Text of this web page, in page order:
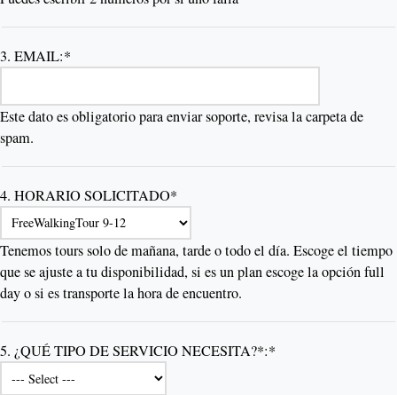
3. EMAIL:*
Este dato es obligatorio para enviar soporte, revisa la carpeta de
spam.
4. HORARIO SOLICITADO*
Tenemos tours solo de mañana, tarde o todo el día. Escoge el tiempo
que se ajuste a tu disponibilidad, si es un plan escoge la opción full
day o si es transporte la hora de encuentro.
5. ¿QUÉ TIPO DE SERVICIO NECESITA?*:*